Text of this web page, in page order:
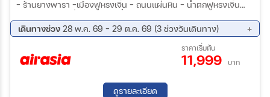
- ร้านยางพารา -เมืองฟูหรงเจิ้น - ถนนแผ่นหิน – น้ำตกฟูหรงเจิ้น
ไม่รวมอาหาร) จางเจียเจี้ย – ร้านหยก – ฉางซา - ถนนคนเดินหวงซิงลู่
เดินทางช่วง 28 พ.ค. 69 - 29 ต.ค. 69 (3 ช่วงวันเดินทาง)
15 ต.ค. 69 - 19 ต.ค. 69
25 ต.ค. 69 - 29 ต.ค. 69
ราคาเริ่มต้น
11,999 บาท
ดูรายละเอียด